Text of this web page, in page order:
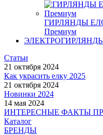
ГИРЛЯНДЫ
Премиум
Статьи
21 октября 2024
Как украсить елку 2025
21 октября 2024
Новинки 2024
14 мая 2024
ИНТЕРЕСНЫЕ ФАКТЫ
Каталог
БРЕНДЫ